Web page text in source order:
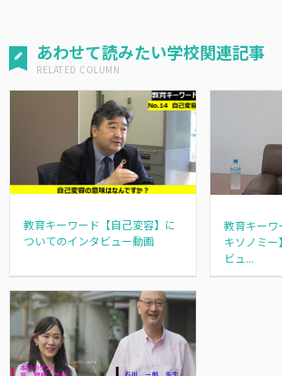
あわせて読みたい学校関連記事
教育キーワード【自己変容】に
ついてのインタビュー動画
教育キーワ
キソノミ
ビュ...